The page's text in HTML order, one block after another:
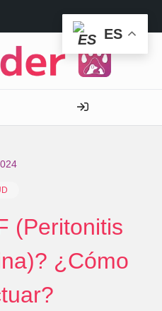
(Peritonitis
¿Cómo
ES